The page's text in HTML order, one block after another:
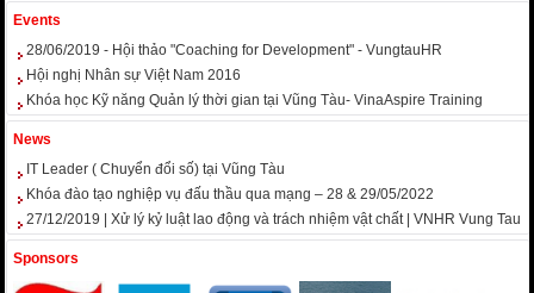
Events
28/06/2019 - Hội thảo "Coaching for Development" - VungtauHR
Hội nghị Nhân sự Việt Nam 2016
Khóa học Kỹ năng Quản lý thời gian tại Vũng Tàu- VinaAspire Training
News
IT Leader ( Chuyển đổi số) tại Vũng Tàu
Khóa đào tạo nghiệp vụ đấu thầu qua mạng – 28 & 29/05/2022
27/12/2019 | Xử lý kỷ luật lao động và trách nhiệm vật chất | VNHR Vung Tau
Sponsors